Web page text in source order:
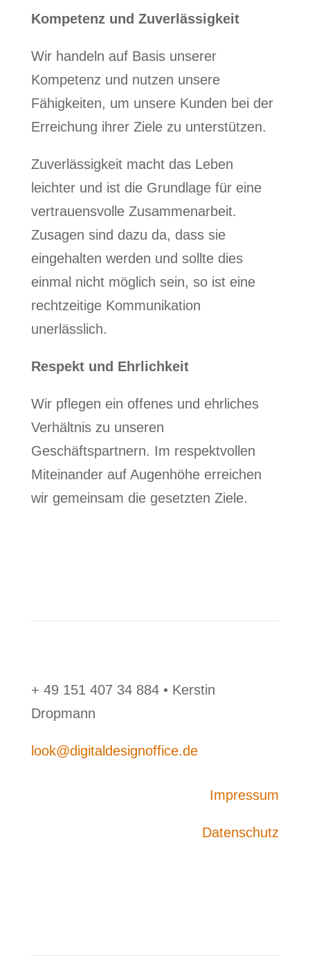
Kompetenz und Zuverlässigkeit
Wir handeln auf Basis unserer
Kompetenz und nutzen unsere
Fähigkeiten, um unsere Kunden bei der
Erreichung ihrer Ziele zu unterstützen.
Zuverlässigkeit macht das Leben
leichter und ist die Grundlage für eine
vertrauensvolle Zusammenarbeit.
Zusagen sind dazu da, dass sie
eingehalten werden und sollte dies
einmal nicht möglich sein, so ist eine
rechtzeitige Kommunikation
unerlässlich.
Respekt und Ehrlichkeit
Wir pflegen ein offenes und ehrliches
Verhältnis zu unseren
Geschäftspartnern. Im respektvollen
Miteinander auf Augenhöhe erreichen
wir gemeinsam die gesetzten Ziele.
+ 49 151 407 34 884 • Kerstin
Dropmann
look@digitaldesignoffice.de
Impressum
Datenschutz